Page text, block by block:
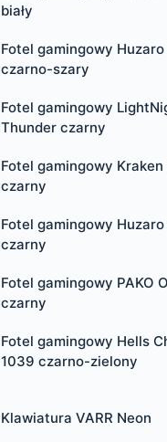
biały
Fotel gamingowy
czarno-szary
Fotel gamingowy
Thunder czarny
Fotel gamingowy
czarny
Fotel gamingowy
czarny
Fotel gamingowy PAKO
czarny
Fotel gamingowy Hells
1039 czarno-zielony
Klawiatura VARR Neon